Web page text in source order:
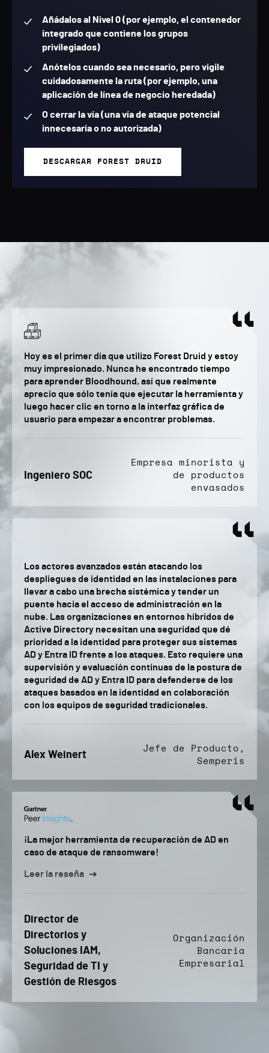
Añádalos al Nivel 0 (por ejemplo, el contenedor
integrado que contiene los grupos
privilegiados)
Anótelos cuando sea necesario, pero vigile
cuidadosamente la ruta (por ejemplo, una
aplicación de línea de negocio heredada)
O cerrar la vía (una vía de ataque potencial
innecesaria o no autorizada)
DESCARGAR FOREST DRUID
Hoy es el primer día que utilizo Forest Druid y estoy
muy impresionado. Nunca he encontrado tiempo
para aprender Bloodhound, así que realmente
aprecio que sólo tenía que ejecutar la herramienta y
luego hacer clic en torno a la interfaz gráfica de
usuario para empezar a encontrar problemas.
Ingeniero SOC
Empresa minorista y
de productos
envasados
Los actores avanzados están atacando los
despliegues de identidad en las instalaciones para
llevar a cabo una brecha sistémica y tender un
puente hacia el acceso de administración en la
nube. Las organizaciones en entornos híbridos de
Active Directory necesitan una seguridad que dé
prioridad a la identidad para proteger sus sistemas
AD y Entra ID frente a los ataques. Esto requiere una
supervisión y evaluación continuas de la postura de
seguridad de AD y Entra ID para defenderse de los
ataques basados en la identidad en colaboración
con los equipos de seguridad tradicionales.
Alex Weinert
Jefe de Producto,
Semperis
¡La mejor herramienta de recuperación de AD en
caso de ataque de ransomware!
Leer la reseña
Director de
Directorios y
Soluciones IAM,
Seguridad de TI y
Gestión de Riesgos
Organización
Bancaria
Empresarial